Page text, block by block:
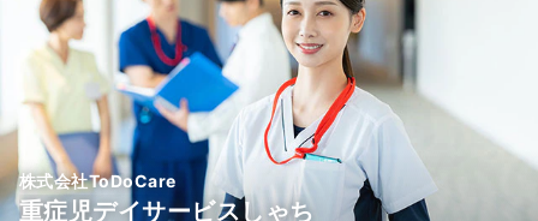
株式会社ToDoCare
重症児デイサービスしゃち